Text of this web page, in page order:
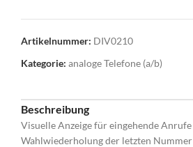
Artikelnummer: DIV0210
Kategorie: analoge Telefone (a/b)
Beschreibung
Visuelle Anzeige für eingehende Anrufe
Wahlwiederholung der letzten Nummer